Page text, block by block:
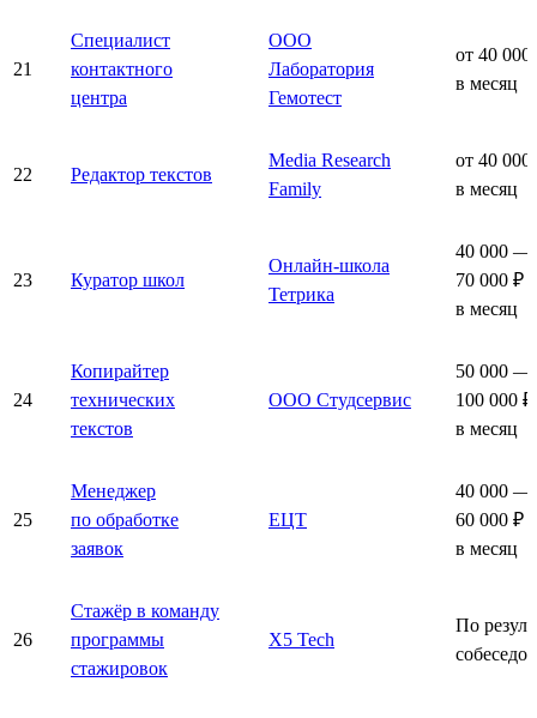
21
Специалист
контактного
центра
ООО
Лаборатория
Гемотест
от 40 000
в месяц
22 Редактор текстов
Media Research
Family
от 40 000
в месяц
23 Куратор школ
Онлайн-школа
Тетрика
40 000 —
70 000 ₽
в месяц
24
Копирайтер
технических
текстов
ООО Студсервис
50 000 —
100 000 ₽
в месяц
25
Менеджер
по обработке
заявок
ЕЦТ
40 000 —
60 000 ₽
в месяц
26
Стажёр в команду
программы
стажировок
X5 Tech
По